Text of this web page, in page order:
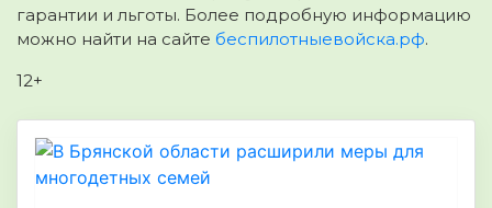
гарантии и льготы. Более подробную информацию
можно найти на сайте беспилотныевойска.рф.
12+